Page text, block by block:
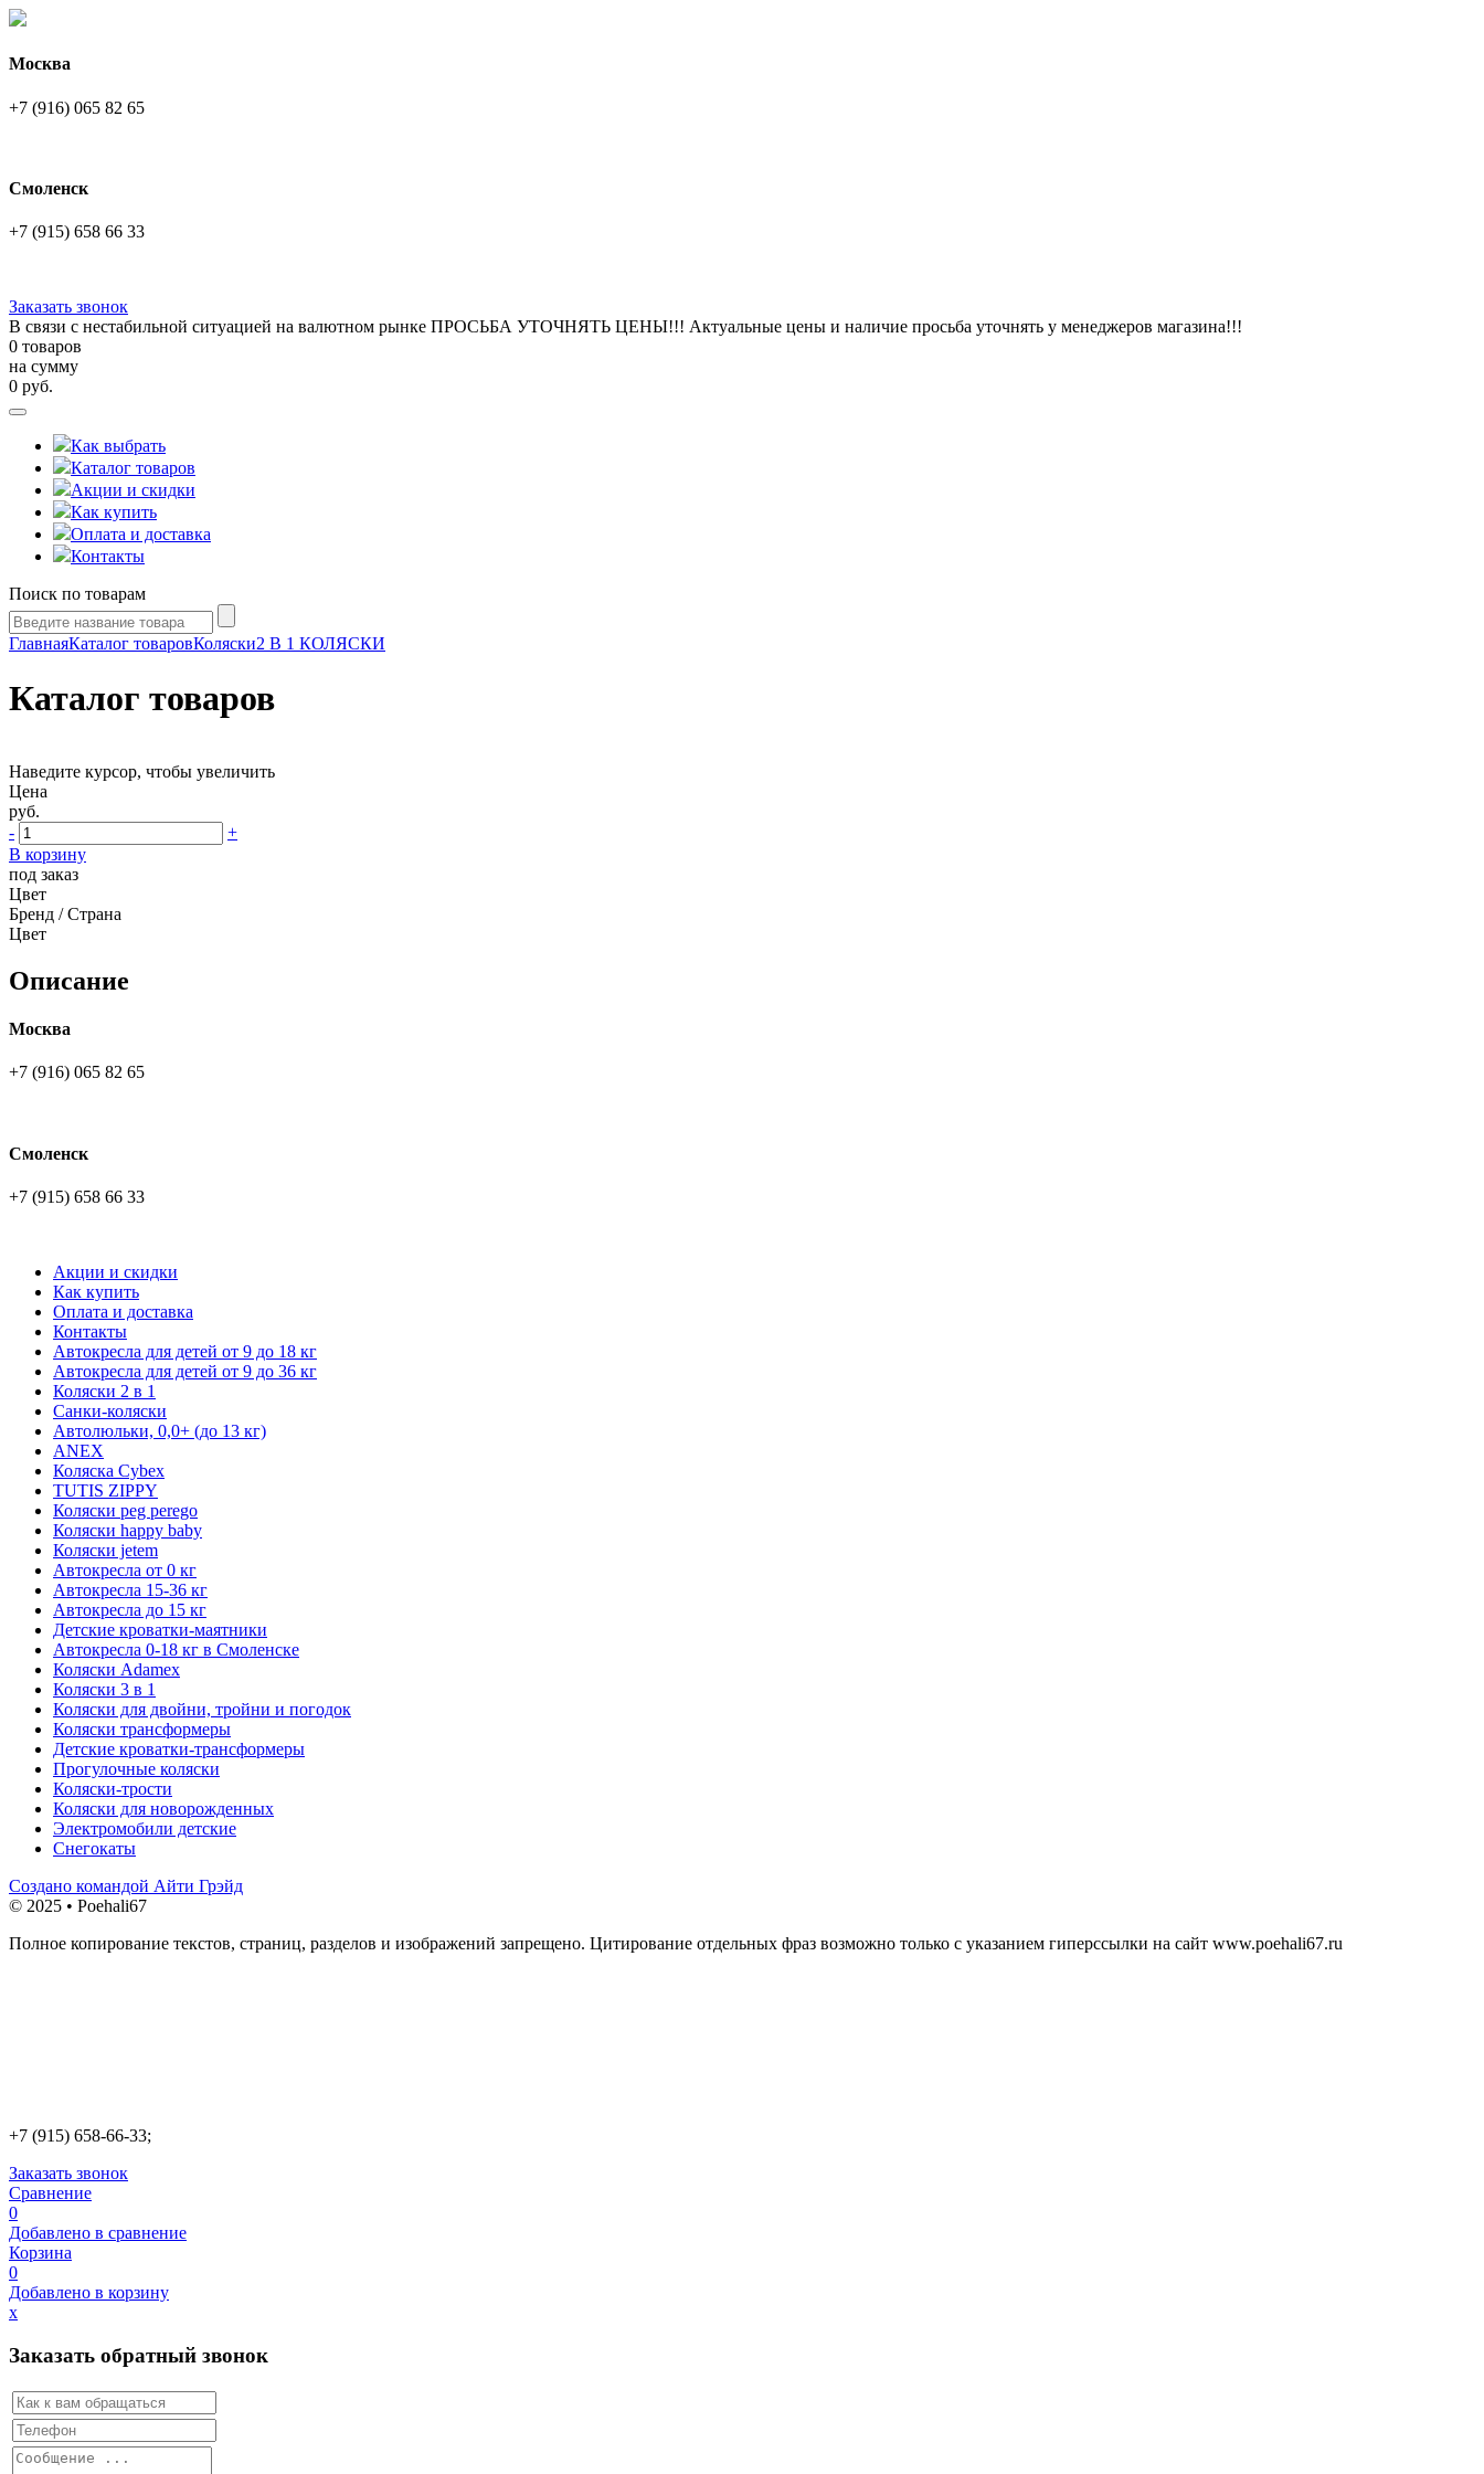
Москва
+7 (916) 065 82 65
Смоленск
+7 (915) 658 66 33
Заказать звонок
В связи с нестабильной ситуацией на валютном рынке ПРОСЬБА УТОЧНЯТЬ ЦЕНЫ!!! Актуальные цены и наличие просьба уточнять у менеджеров магазина!!!
0 товаров
на сумму
0 руб.
Как выбрать
Каталог товаров
Акции и скидки
Как купить
Оплата и доставка
Контакты
Поиск по товарам
ГлавнаяКаталог товаровКоляски2 В 1 КОЛЯСКИ
Каталог товаров
Наведите курсор, чтобы увеличить
Цена
руб.
-
+
В корзину
под заказ
Цвет
Бренд / Страна
Цвет
Описание
Москва
+7 (916) 065 82 65
Смоленск
+7 (915) 658 66 33
Акции и скидки
Как купить
Оплата и доставка
Контакты
Автокресла для детей от 9 до 18 кг
Автокресла для детей от 9 до 36 кг
Коляски 2 в 1
Санки-коляски
Автолюльки, 0,0+ (до 13 кг)
ANEX
Коляска Cybex
TUTIS ZIPPY
Коляски peg perego
Коляски happy baby
Коляски jetem
Автокресла от 0 кг
Автокресла 15-36 кг
Автокресла до 15 кг
Детские кроватки-маятники
Автокресла 0-18 кг в Смоленске
Коляски Adamex
Коляски 3 в 1
Коляски для двойни, тройни и погодок
Коляски трансформеры
Детские кроватки-трансформеры
Прогулочные коляски
Коляски-трости
Коляски для новорожденных
Электромобили детские
Снегокаты
Создано командой Айти Грэйд
© 2025 • Poehali67
Полное копирование текстов, страниц, разделов и изображений запрещено. Цитирование отдельных фраз возможно только с указанием гиперссылки на сайт www.poehali67.ru
+7 (915) 658-66-33;
Заказать звонок
Сравнение
0
Добавлено в сравнение
Корзина
0
Добавлено в корзину
х
Заказать обратный звонок